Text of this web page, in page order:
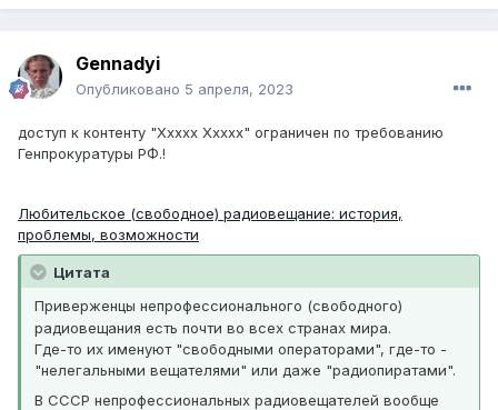
Gennadyi
Опубликовано 5 апреля, 2023
доступ к контенту "Ххххх Ххххх" ограничен по требованию
Генпрокуратуры РФ.!
Любительское (свободное) радиовещание: история,
проблемы, возможности
Цитата
Приверженцы непрофессионального (свободного)
радиовещания есть почти во всех странах мира.
Где-то их именуют "свободными oпepaторами", где-то -
"нелегальными вещателями" или даже "радиопиратами".
В СССР непрофессиональных радиовещателей вообще